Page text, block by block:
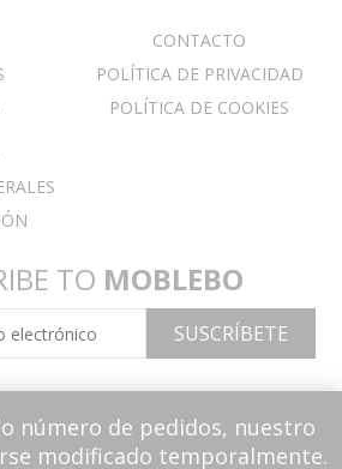
CONTACTO
POLÍTICA DE PRIVACIDAD
POLÍTICA DE COOKIES
TO MOBLEBO
número de pedidos, nuestro
modificado temporalmente.